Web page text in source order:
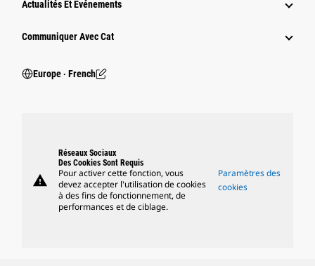
Actualités Et Événements
Communiquer Avec Cat
Europe ‧ French
warning
Réseaux Sociaux
Des Cookies Sont Requis
Pour activer cette fonction, vous
devez accepter l'utilisation de cookies
à des fins de fonctionnement, de
performances et de ciblage.
Paramètres des
cookies